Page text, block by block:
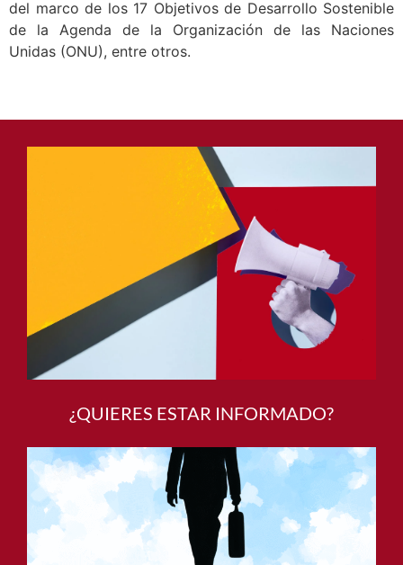
del marco de los 17 Objetivos de Desarrollo Sostenible
de la Agenda de la Organización de las Naciones
Unidas (ONU), entre otros.
¿QUIERES ESTAR INFORMADO?